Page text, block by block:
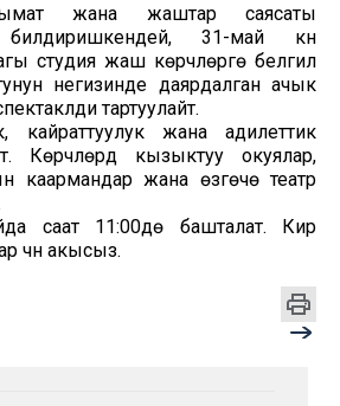
жана жаштар саясаты
билдиришкендей, 31-май күнү
студия жаш көрүүчүлөргө белгилүү
негизинде даярдалган ачык
тартуулайт.
кайраттуулук жана адилеттик
Көрүүчүлөрдү кызыктуу окуялар,
каармандар жана өзгөчө театр
саат 11:00дө башталат. Кирүү
үчүн акысыз.